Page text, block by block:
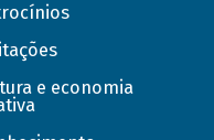
e economia